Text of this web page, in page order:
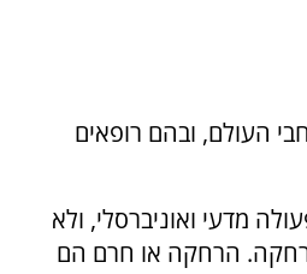
חתומים יותר מ־5,000 רופאים מרחבי העולם, ובהם רופאים
מדעי ואוניברסלי, ולא
הרחקה או חרם הם